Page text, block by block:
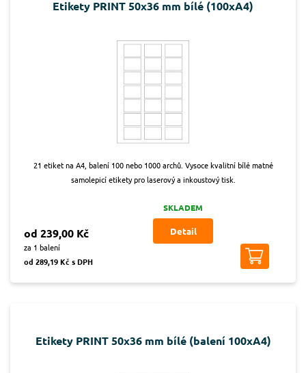
Etikety PRINT 50x36 mm bílé (100xA4)
21 etiket na A4, balení 100 nebo 1000 archů. Vysoce kvalitní bílé matné
samolepicí etikety pro laserový a inkoustový tisk.
od 239,00 Kč
za 1 balení
od 289,19 Kč s DPH
SKLADEM
Detail
Etikety PRINT 50x36 mm bílé (balení 100xA4)